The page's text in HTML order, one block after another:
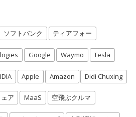
ソフトバンク ティアフォー
Google Waymo Tesla
Apple Amazon Didi Chuxing
ア MaaS 空飛ぶクルマ